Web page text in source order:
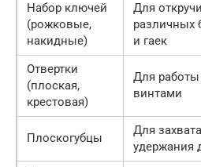
Набор ключей
(рожковые,
накидные)
Для
различных
и гаек
Отвертки
(плоская,
крестовая)
Для работы
винтами
Плоскогубцы
Для
удержания